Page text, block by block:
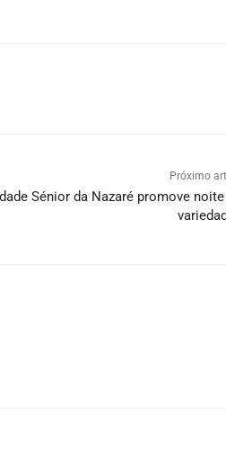
Próximo
Sénior da Nazaré promove